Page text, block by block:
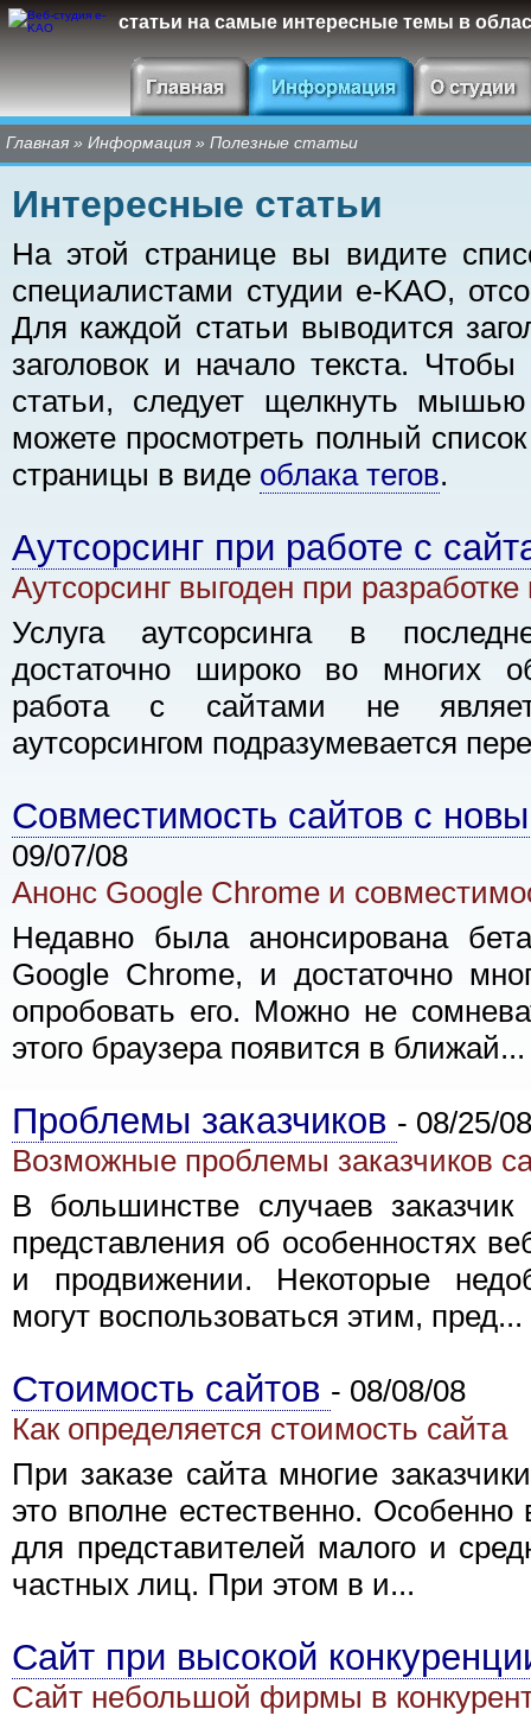
статьи на самые интересные темы в
Главная » Информация » Полезные статьи
Интересные статьи
На этой странице вы видите
специалистами студии e-KAO,
Для каждой статьи выводится
заголовок и начало текста.
статьи, следует щелкнуть
можете просмотреть полный
страницы в виде облака тегов.
Аутсорсинг при работе с
Аутсорсинг выгоден при
Услуга аутсорсинга в
достаточно широко во многих
работа с сайтами не
аутсорсингом подразумевается
Совместимость сайтов с
09/07/08
Анонс Google Chrome и
Недавно была анонсирована
Google Chrome, и достаточно
опробовать его. Можно не
этого браузера появится в ближай...
Проблемы заказчиков - 08/25/08
Возможные проблемы заказчиков
В большинстве случаев
представления об особенностях
и продвижении. Некоторые
могут воспользоваться этим, пред...
Стоимость сайтов - 08/08/08
Как определяется стоимость сайта
При заказе сайта многие
это вполне естественно.
для представителей малого и
частных лиц. При этом в и...
Сайт при высокой
Сайт небольшой фирмы в